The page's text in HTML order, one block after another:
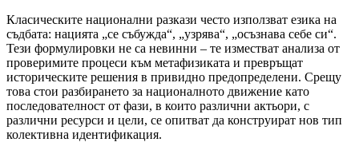
Класическите национални разкази често използват езика на
съдбата: нацията „се събужда“, „узрява“, „осъзнава себе си“.
Тези формулировки не са невинни – те изместват анализа от
проверимите процеси към метафизиката и превръщат
историческите решения в привидно предопределени. Срещу
това стои разбирането за националното движение като
последователност от фази, в които различни актьори, с
различни ресурси и цели, се опитват да конструират нов тип
колективна идентификация.